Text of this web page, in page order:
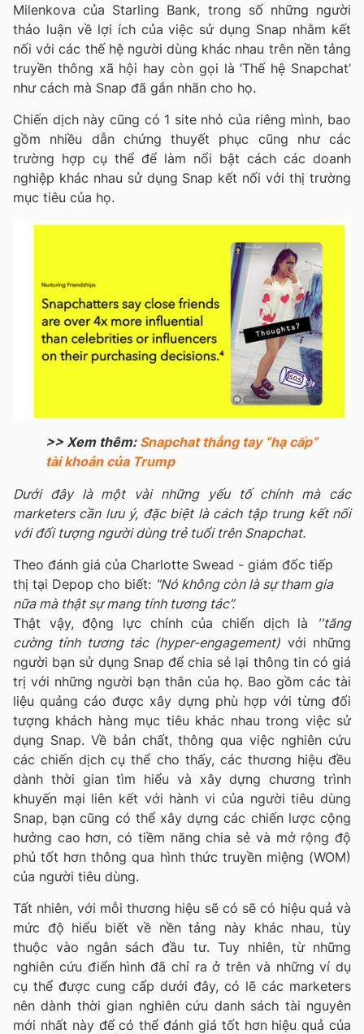
Milenkova của Starling Bank, trong số những người
thảo luận về lợi ích của việc sử dụng Snap nhằm kết
nối với các thế hệ người dùng khác nhau trên nền tảng
truyền thông xã hội hay còn gọi là ‘Thế hệ Snapchat’
như cách mà Snap đã gắn nhãn cho họ.
Chiến dịch này cũng có 1 site nhỏ của riêng mình, bao
gồm nhiều dẫn chứng thuyết phục cũng như các
trường hợp cụ thể để làm nổi bật cách các doanh
nghiệp khác nhau sử dụng Snap kết nối với thị trường
mục tiêu của họ.
>> Xem thêm: Snapchat thẳng tay “hạ cấp”
tài khoản của Trump
Dưới đây là một vài những yếu tố chính mà các
marketers cần lưu ý, đặc biệt là cách tập trung kết nối
với đối tượng người dùng trẻ tuổi trên Snapchat.
Theo đánh giá của Charlotte Swead - giám đốc tiếp
thị tại Depop cho biết: "Nó không còn là sựtham gia
nữa mà thật sự mang tính tương tác”.
Thật vậy, động lực chính của chiến dịch là
''tăng
cường tính tương tác (hyper-engagement) với những
người bạn sử dụng Snap để chia sẻ lại thông tin có giá
trị với những người bạn thân của họ. Bao gồm các tài
liệu quảng cáo được xây dựng phù hợp với từng đối
tượng khách hàng mục tiêu khác nhau trong việc sử
dụng Snap. Về bản chất, thông qua việc nghiên cứu
các chiến dịch cụ thể cho thấy, các thương hiệu đều
dành thời gian tìm hiểu và xây dựng chương trình
khuyến mại liên kết với hành vi của người tiêu dùng
Snap, bạn cũng có thể xây dựng các chiến lược cộng
hưởng cao hơn, có tiềm năng chia sẻ và mở rộng độ
phủ tốt hơn thông qua hình thức truyền miệng (WOM)
của người tiêu dùng.
Tất nhiên, với mỗi thương hiệu sẽ có sẽ có hiệu quả và
mức độ hiểu biết về nền tảng này khác nhau, tùy
thuộc vào ngân sách đầu tư. Tuy nhiên, từ những
nghiên cứu điển hình đã chỉ ra ở trên và những ví dụ
cụ thể được cung cấp dưới đây, có lẽ các marketers
nên dành thời gian nghiên cứu danh sách tài nguyên
mới nhất này để có thể đánh giá tốt hơn hiệu quả của